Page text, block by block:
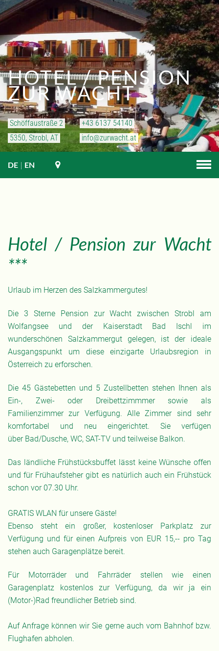
DE | EN
HOTEL / PENSION
ZUR WACHT
Schöffaustraße 2
5350, Strobl, AT
+43 6137 54140
info@zurwacht.at
Hotel / Pension zur Wacht
***
Urlaub im Herzen des Salzkammergutes!
Die 3 Sterne Pension zur Wacht zwischen Strobl am
Wolfangsee und der Kaiserstadt Bad Ischl im
wunderschönen Salzkammergut gelegen, ist der ideale
Ausgangspunkt um diese einzigarte Urlaubsregion in
Österreich zu erforschen.
Die 45 Gästebetten und 5 Zustellbetten stehen Ihnen als
Ein-, Zwei- oder Dreibettzimmmer sowie als
Familienzimmer zur Verfügung. Alle Zimmer sind sehr
komfortabel und neu eingerichtet. Sie verfügen
über Bad/Dusche, WC, SAT-TV und teilweise Balkon.
Das ländliche Frühstücksbuffet lässt keine Wünsche offen
und für Frühaufsteher gibt es natürlich auch ein Frühstück
schon vor 07.30 Uhr.
GRATIS WLAN für unsere Gäste!
Ebenso steht ein großer, kostenloser Parkplatz zur
Verfügung und für einen Aufpreis von EUR 15,-- pro Tag
stehen auch Garagenplätze bereit.
Für Motorräder und Fahrräder stellen wie einen
Garagenplatz kostenlos zur Verfügung, da wir ja ein
(Motor-)Rad freundlicher Betrieb sind.
Auf Anfrage können wir Sie gerne auch vom Bahnhof bzw.
Flughafen abholen.